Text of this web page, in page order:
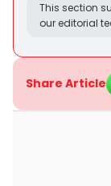
This section
our editorial
Share Article